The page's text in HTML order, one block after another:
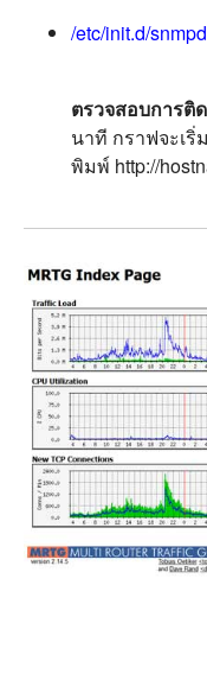
/etc/init.d/
ตรวจสอบการติ
นาที กราฟจะเริ่
พิมพ์ http://